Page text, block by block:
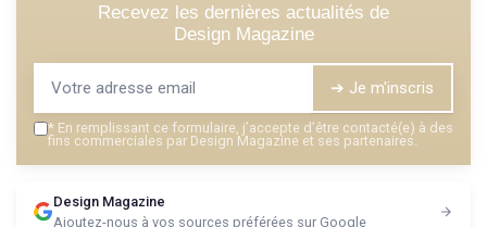
Recevez les dernières actualités de
Design Magazine
➔ Je m'inscris
* En remplissant ce formulaire, j’accepte d’être contacté(e) à des
fins commerciales par Design Magazine et ses partenaires.
Design Magazine
Ajoutez-nous à vos sources préférées sur Google